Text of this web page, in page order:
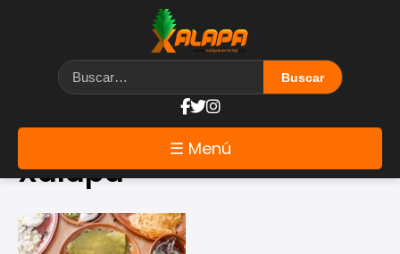
☰ Menú
Etiqueta: mole poblano
Xalapa